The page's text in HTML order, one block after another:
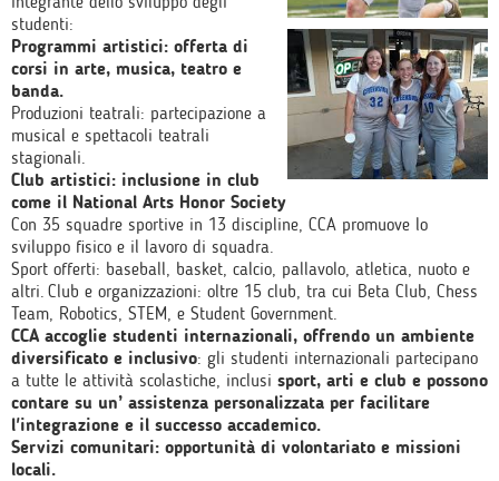
studenti:
Programmi artistici: offerta di
corsi in arte, musica, teatro e
banda.
Produzioni teatrali: partecipazione a
musical e spettacoli teatrali
stagionali.
Club artistici: inclusione in club
come il National Arts Honor Society
Con 35 squadre sportive in 13 discipline, CCA promuove lo
sviluppo fisico e il lavoro di squadra.
Sport offerti: baseball, basket, calcio, pallavolo, atletica, nuoto e
altri. Club e organizzazioni: oltre 15 club, tra cui Beta Club, Chess
Team, Robotics, STEM, e Student Government.
CCA accoglie studenti internazionali, offrendo un ambiente
diversificato e inclusivo: gli studenti internazionali partecipano
a tutte le attività scolastiche, inclusi sport, arti e club e possono
contare su un’ assistenza personalizzata per facilitare
l'integrazione e il successo accademico.
Servizi comunitari: opportunità di volontariato e missioni
locali.